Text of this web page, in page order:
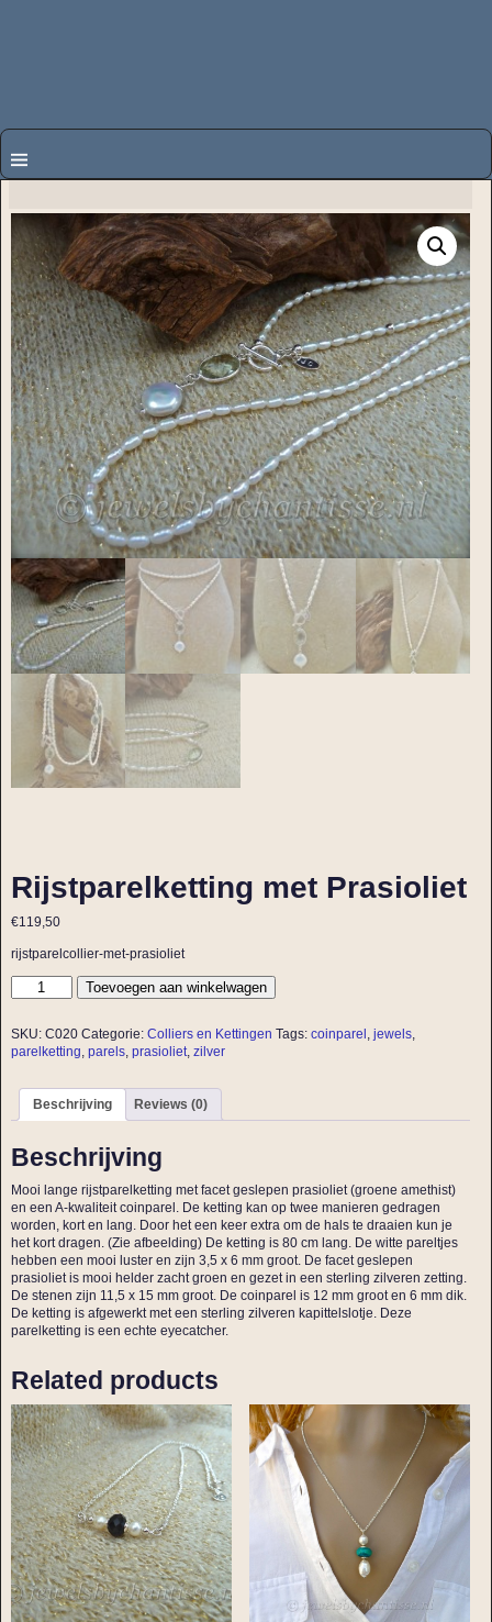
Rijstparelketting met Prasioliet
€119,50
rijstparelcollier-met-prasioliet
Toevoegen aan winkelwagen
SKU: C020 Categorie: Colliers en Kettingen Tags: coinparel , jewels,
parelketting, parels, prasioliet, zilver
Beschrijving Reviews (0)
Beschrijving
Mooi lange rijstparelketting met facet geslepen prasioliet (groene amethist)
en een A-kwaliteit coinparel. De ketting kan op twee manieren gedragen
worden, kort en lang. Door het een keer extra om de hals te draaien kun je
het kort dragen. (Zie afbeelding) De ketting is 80 cm lang. De witte pareltjes
hebben een mooi luster en zijn 3,5 x 6 mm groot. De facet geslepen
prasioliet is mooi helder zacht groen en gezet in een sterling zilveren zetting.
De stenen zijn 11,5 x 15 mm groot. De coinparel is 12 mm groot en 6 mm dik.
De ketting is afgewerkt met een sterling zilveren kapittelslotje. Deze
parelketting is een echte eyecatcher.
Related products